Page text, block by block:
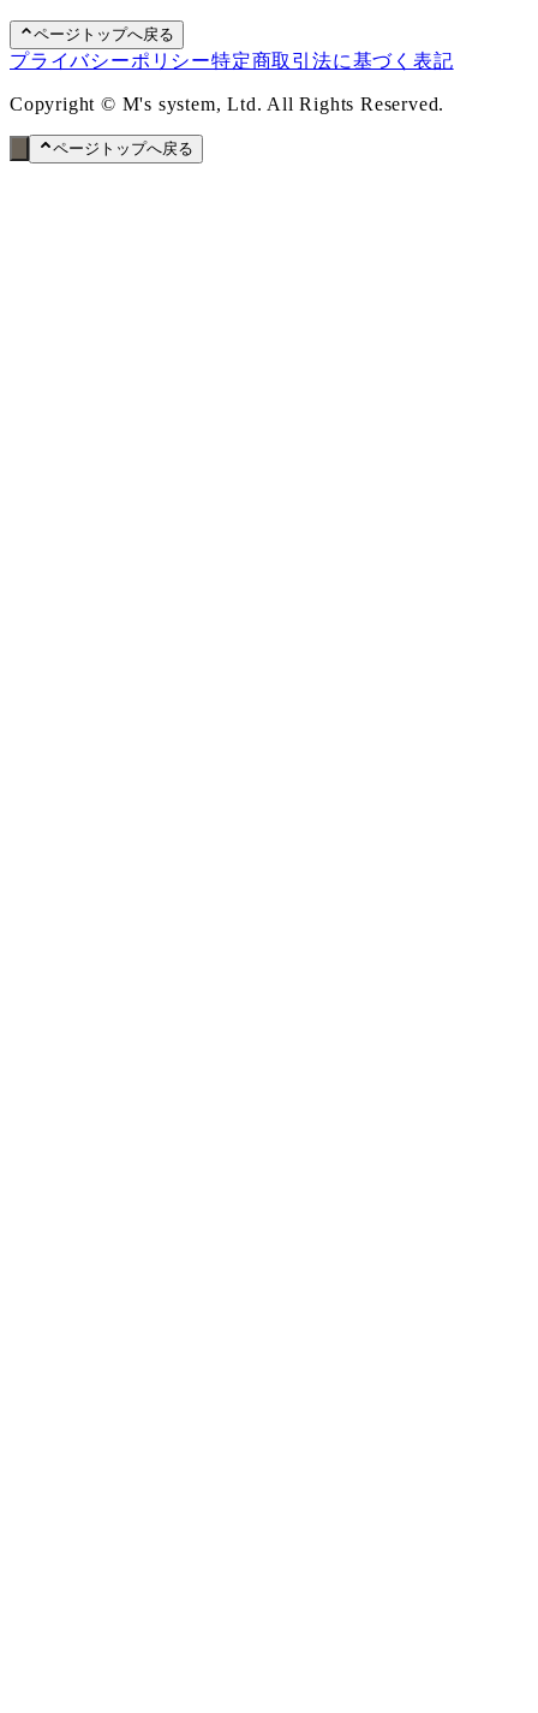
ページトップへ戻る
プライバシーポリシー特定商取引法に基づく表記
Copyright © M's system, Ltd. All Rights Reserved.
ページトップへ戻る